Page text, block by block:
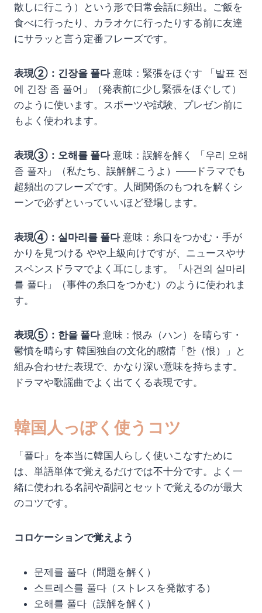
散しに行こう）という形で日常会話に頻出。ご飯を
食べに行ったり、カラオケに行ったりする前に友達
にサラッと言う定番フレーズです。
表現②：긴장을 풀다意味：緊張をほぐす 「발표 전
에 긴장 좀 풀어」（発表前に少し緊張をほぐして）
のように使います。スポーツや試験、プレゼン前に
もよく使われます。
表現③：오해를 풀다意味：誤解を解く 「우리 오해
좀 풀자」（私たち、誤解解こうよ）——ドラマでも
超頻出のフレーズです。人間関係のもつれを解くシ
ーンで必ずといっていいほど登場します。
表現④：실마리를 풀다意味：糸口をつかむ・手が
かりを見つける やや上級向けですが、ニュースやサ
スペンスドラマでよく耳にします。「사건의 실마리
를 풀다」（事件の糸口をつかむ）のように使われま
す。
表現⑤：한을 풀다意味：恨み（ハン）を晴らす・
鬱憤を晴らす 韓国独自の文化的感情「한（恨）」と
組み合わせた表現で、かなり深い意味を持ちます。
ドラマや歌謡曲でよく出てくる表現です。
韓国人っぽく使うコツ
「풀다」を本当に韓国人らしく使いこなすために
は、単語単体で覚えるだけでは不十分です。よく一
緒に使われる名詞や副詞とセットで覚えるのが最大
のコツです。
コロケーションで覚えよう
문제를 풀다（問題を解く）
스트레스를 풀다（ストレスを発散する）
오해를 풀다（誤解を解く）